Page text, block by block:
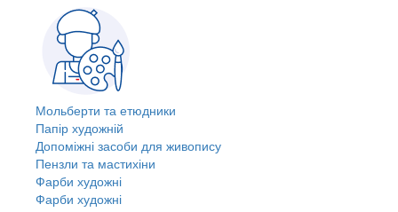
Мольберти та етюдники
Папір художній
Допоміжні засоби для живопису
Пензли та мастихіни
Фарби художні
Фарби художні